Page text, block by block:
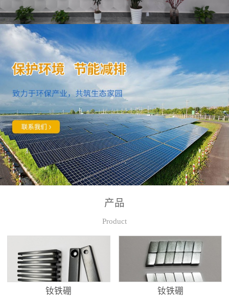
产品
Product
钕铁硼 钕铁硼